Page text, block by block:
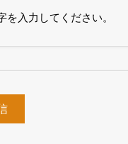
を入力してください。